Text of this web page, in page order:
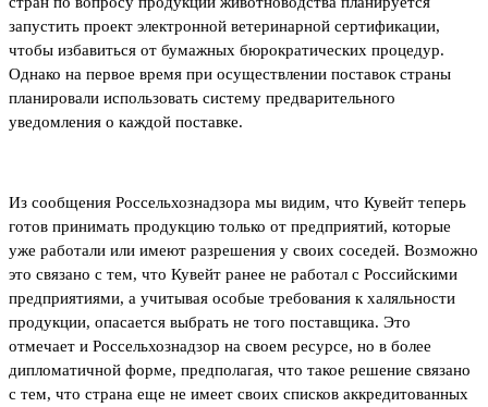
запустить проект электронной ветеринарной сертификации,
чтобы избавиться от бумажных бюрократических процедур.
Однако на первое время при осуществлении поставок страны
планировали использовать систему предварительного
уведомления о каждой поставке.
Из сообщения Россельхознадзора мы видим, что Кувейт теперь
готов принимать продукцию только от предприятий, которые
уже работали или имеют разрешения у своих соседей. Возможно
это связано с тем, что Кувейт ранее не работал с Российскими
предприятиями, а учитывая особые требования к халяльности
продукции, опасается выбрать не того поставщика. Это
отмечает и Россельхознадзор на своем ресурсе, но в более
дипломатичной форме, предполагая, что такое решение связано
с тем, что страна еще не имеет своих списков аккредитованных